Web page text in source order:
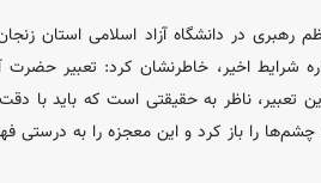
رهبری در دانشگاه آزاد اسلامی استان زنجان
شرایط اخیر، خاطرنشان کرد: تعبیر
تعبیر، ناظر به حقیقتی است که باید با
را باز کرد و این معجزه را به‌ درستی